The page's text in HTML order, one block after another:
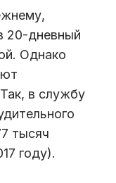
20-дневный
Однако
в службу
тысяч
году).